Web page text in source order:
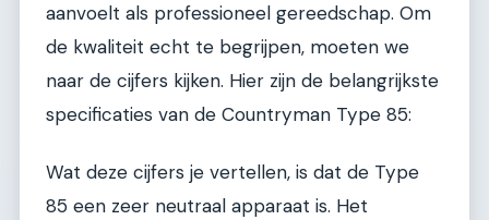
aanvoelt als professioneel gereedschap. Om
de kwaliteit echt te begrijpen, moeten we
naar de cijfers kijken. Hier zijn de belangrijkste
specificaties van de Countryman Type 85:
Wat deze cijfers je vertellen, is dat de Type
85 een zeer neutraal apparaat is. Het